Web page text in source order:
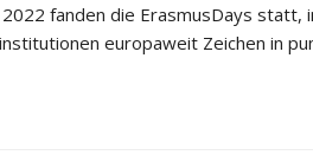
fanden die ErasmusDays statt,
europaweit Zeichen in